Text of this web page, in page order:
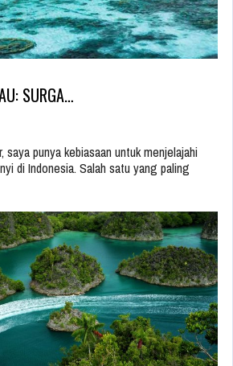
SURGA…
saya punya kebiasaan untuk menjelajahi
di Indonesia. Salah satu yang paling